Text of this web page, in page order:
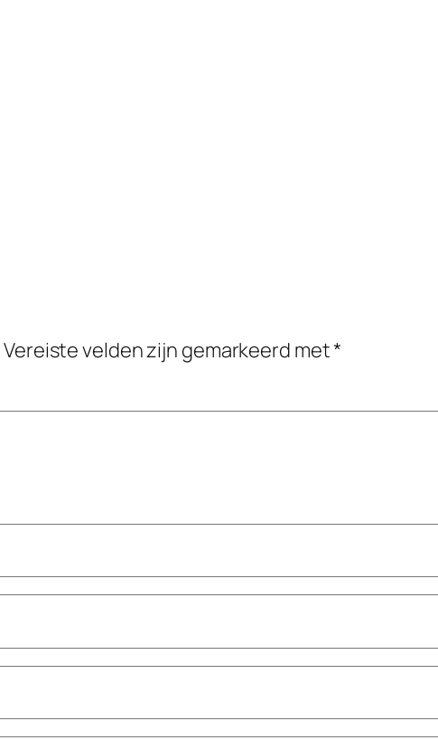
Vereiste velden zijn gemarkeerd met*